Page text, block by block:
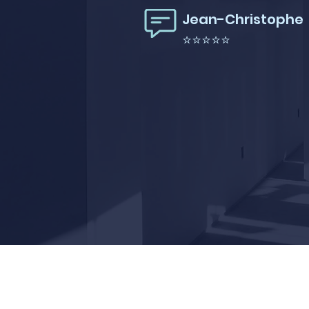
Jean-Christophe
⭐⭐⭐⭐⭐